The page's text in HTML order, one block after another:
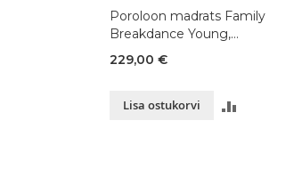
Poroloon madrats Family
Breakdance Young,
90x200xK18 cm
229,00 €
Lisa ostukorvi